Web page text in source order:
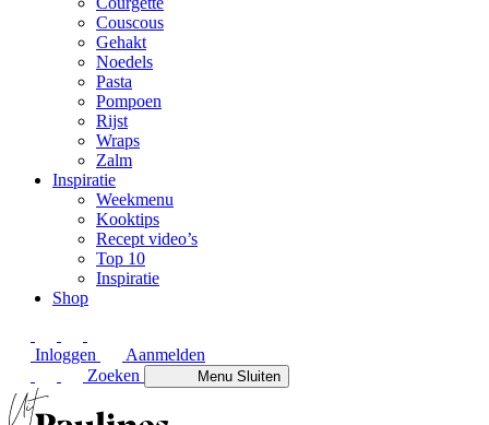
Couscous
Gehakt
Noedels
Pasta
Pompoen
Rijst
Wraps
Zalm
Inspiratie
Weekmenu
Kooktips
Recept video’s
Top 10
Inspiratie
Shop
Inloggen
Aanmelden
Zoeken
MenuSluiten